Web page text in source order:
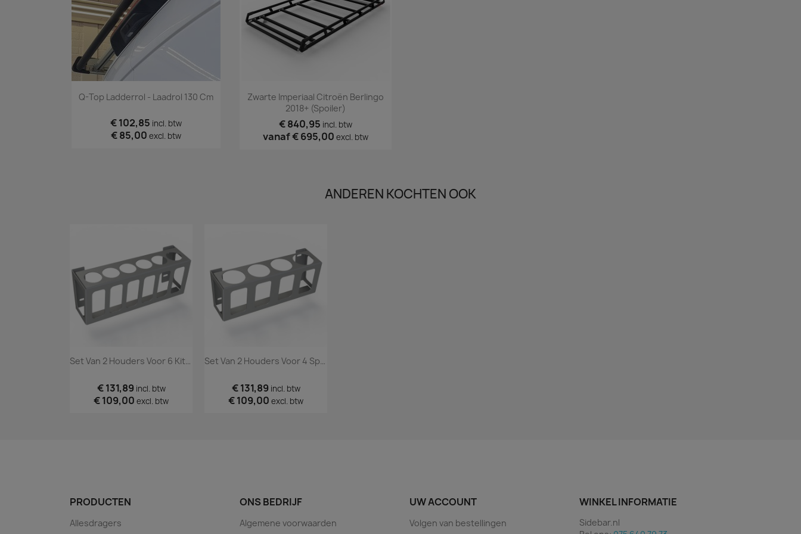
Snel bekijken
Q-Top Ladderrol - Laadrol 130 Cm
€ 102,85 incl. btw
€ 85,00 excl. btw
Snel bekijken
Zwarte Imperiaal Citroën Berlingo
2018+ (spoiler)
€ 840,95 incl. btw
vanaf€ 695,00 excl. btw
ANDEREN KOCHTEN OOK
€ 131,89 incl. btw
€ 109,00 excl. btw
€ 131,89 incl. btw
€ 109,00 excl. btw
PRODUCTEN
Allesdragers
ONS BEDRIJF
Algemene voorwaarden
UW ACCOUNT
Volgen van bestellingen
WINKEL INFORMATIE
Sidebar.nl